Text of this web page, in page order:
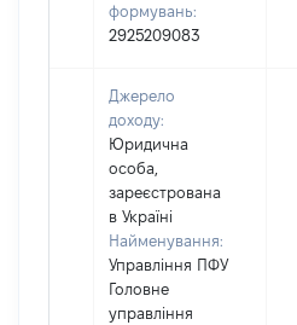
формувань:
2925209083
Джерело
доходу:
Юридична
особа,
зареєстрована
в Україні
Найменування:
Управління ПФУ
Головне
управління